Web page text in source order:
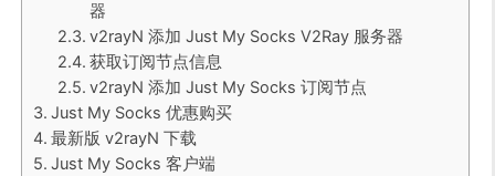
器
v2rayN 添加 Just My Socks V2Ray 服务器
获取订阅节点信息
v2rayN 添加 Just My Socks 订阅节点
Just My Socks 优惠购买
最新版 v2rayN 下载
Just My Socks 客户端